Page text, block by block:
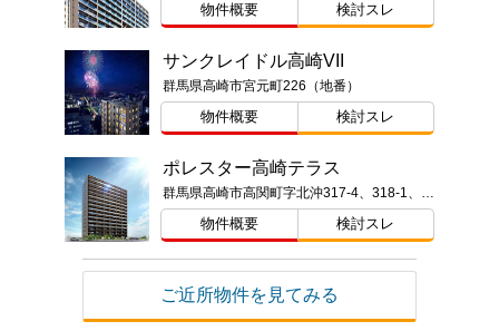
物件概要 検討スレ
サンクレイドル高崎VII
群馬県高崎市宮元町226（地番）
物件概要 検討スレ
ポレスター高崎テラス
群馬県高崎市高関町字北沖317-4、318-1、326-1、327-1、328-1、329-1、329-5（従前地）、高崎都市計画事業城東土地区画整理事業120街区（仮換地）
物件概要 検討スレ
ご近所物件を見てみる